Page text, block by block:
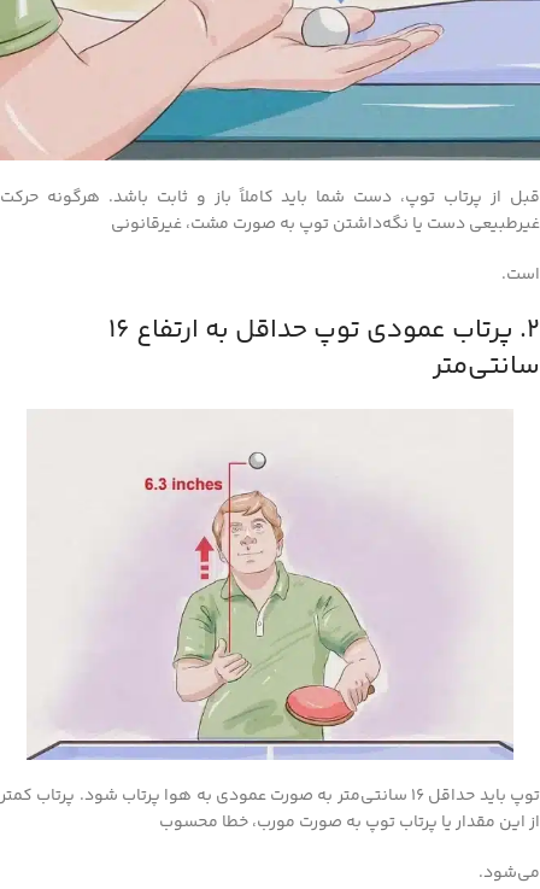
قبل از پرتاب توپ، دست شما باید کاملاً باز و ثابت باشد. هرگونه حرکت
غیرطبیعی دست یا نگه‌داشتن توپ به صورت مشت، غیرقانونی
است.
2. پرتاب عمودی توپ حداقل به ارتفاع 16
سانتی‌متر
توپ باید حداقل 16 سانتی‌متر به صورت عمودی به هوا پرتاب شود. پرتاب کمتر
از این مقدار یا پرتاب توپ به صورت مورب، خطا محسوب
می‌شود.